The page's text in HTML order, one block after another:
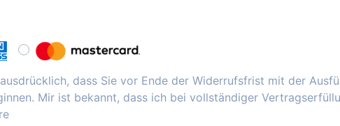
dass Sie vor Ende der Widerrufsfrist mit der
Mir ist bekannt, dass ich bei vollständiger